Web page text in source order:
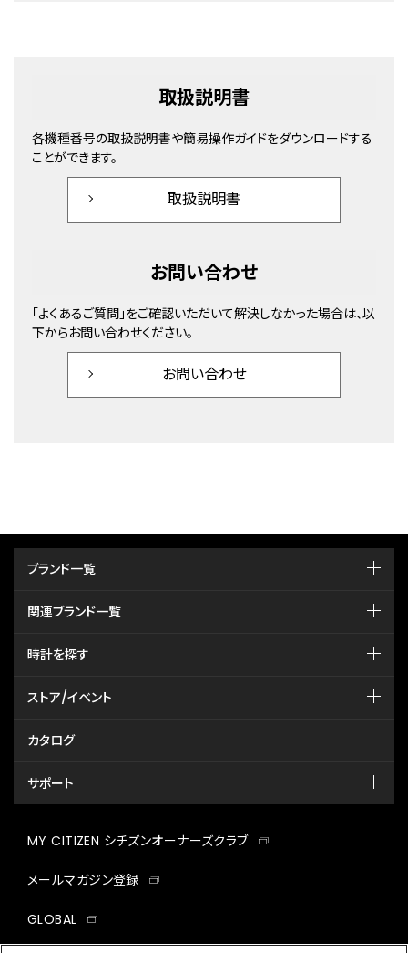
取扱説明書
各機種番号の取扱説明書や簡易操作ガイドをダウンロードする
ことができます。
取扱説明書
お問い合わせ
「よくあるご質問」をご確認いただいて解決しなかった場合は、以
下からお問い合わせください。
お問い合わせ
ブランド一覧
関連ブランド一覧
時計を探す
ストア/イベント
カタログ
サポート
MY CITIZEN シチズンオーナーズクラブ
メールマガジン登録
GLOBAL